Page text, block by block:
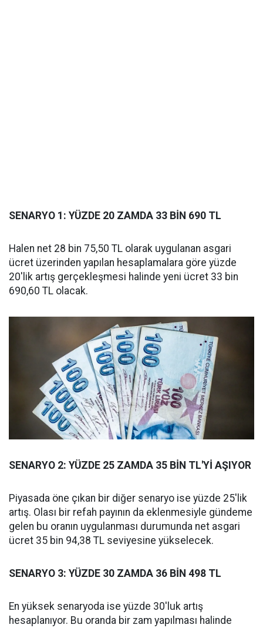
SENARYO 1: YÜZDE 20 ZAMDA 33 BİN 690 TL
Halen net 28 bin 75,50 TL olarak uygulanan asgari
ücret üzerinden yapılan hesaplamalara göre yüzde
20'lik artış gerçekleşmesi halinde yeni ücret 33 bin
690,60 TL olacak.
SENARYO 2: YÜZDE 25 ZAMDA 35 BİN TL'Yİ AŞIYOR
Piyasada öne çıkan bir diğer senaryo ise yüzde 25'lik
artış. Olası bir refah payının da eklenmesiyle gündeme
gelen bu oranın uygulanması durumunda net asgari
ücret 35 bin 94,38 TL seviyesine yükselecek.
SENARYO 3: YÜZDE 30 ZAMDA 36 BİN 498 TL
En yüksek senaryoda ise yüzde 30'luk artış
hesaplanıyor. Bu oranda bir zam yapılması halinde